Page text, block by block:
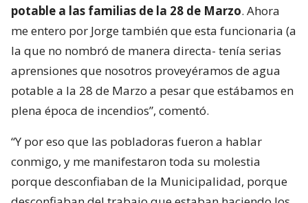
potable a las familias de la 28 de Marzo. Ahora
me entero por Jorge también que esta funcionaria (a
la que no nombró de manera directa- tenía serias
aprensiones que nosotros proveyéramos de agua
potable a la 28 de Marzo a pesar que estábamos en
plena época de incendios”, comentó.
“Y por eso que las pobladoras fueron a hablar
conmigo, y me manifestaron toda su molestia
porque desconfiaban de la Municipalidad, porque